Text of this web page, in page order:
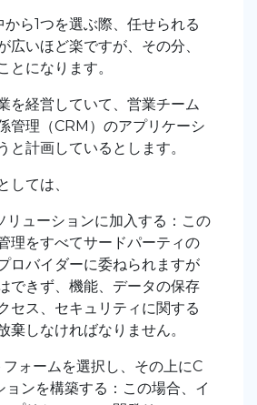
ら1つを選ぶ際、任せられる
広いほど楽ですが、その分、
とになります。
を経営していて、営業チーム
管理（CRM）のアプリケーシ
と計画しているとします。
しては、
リューションに加入する：この
理をすべてサードパーティの
ロバイダーに委ねられますが
できず、機能、データの保存
セス、セキュリティに関する
棄しなければなりません。
フォームを選択し、その上にC
ョンを構築する：この場合、イ